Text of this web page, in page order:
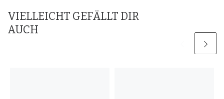
VIELLEICHT GEFÄLLT DIR
AUCH